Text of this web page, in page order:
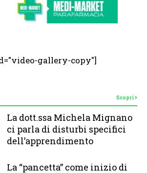
gallery-copy"]
Scopri
La dott.ssa Michela Mignano
ci parla di disturbi specifici
dell’apprendimento
La “pancetta” come inizio di